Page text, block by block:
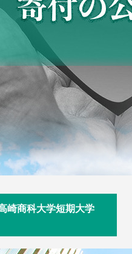
崎商科大学短期大学